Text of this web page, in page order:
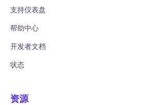
支持仪表盘
帮助中心
开发者文档
状态
资源